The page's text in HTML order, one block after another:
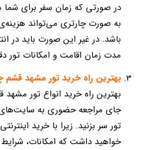
در صورتی که زمان سفر برای شما
به صورت چارتری می‌تواند
باشد. در غیر این صورت باید در
مدت زمان اقامت و امکانات تور
بهترین راه خرید تور مشهد
بهترین راه خرید انواع تور
جای مراجعه حضوری به سایت‌های
تور سر بزنید. زیرا با خرید
خواهید داشت که امکانات،